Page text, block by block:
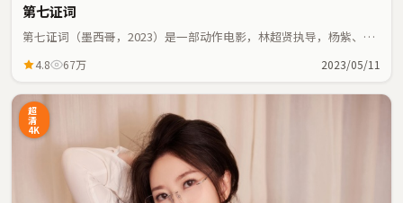
第七证词
第七证词（墨西哥，2023）是一部动作电影，林超贤执导，杨紫、木
4.8 67万 2023/05/11
超
清
4K